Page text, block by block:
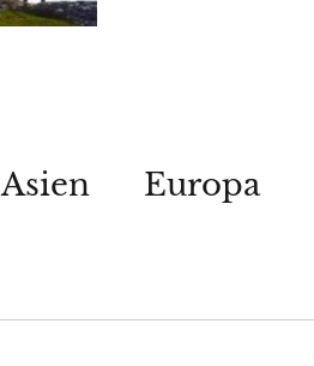
Asien Europa